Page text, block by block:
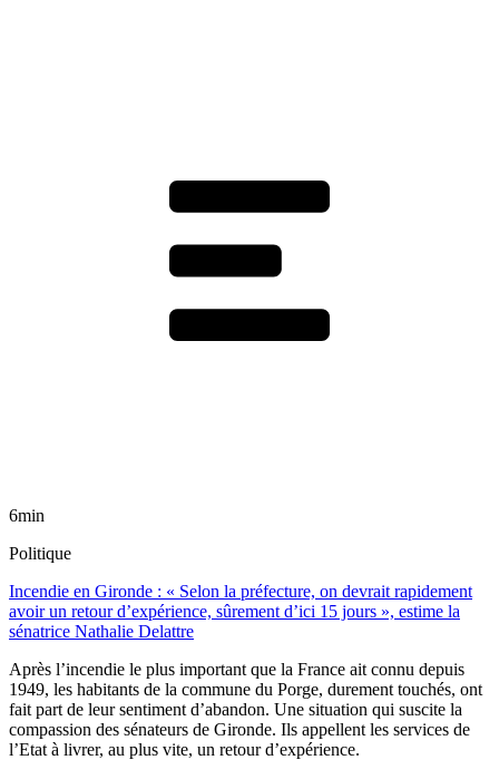
6min
Politique
Incendie en Gironde : « Selon la préfecture, on devrait rapidement
avoir un retour d’expérience, sûrement d’ici 15 jours », estime la
sénatrice Nathalie Delattre
Après l’incendie le plus important que la France ait connu depuis
1949, les habitants de la commune du Porge, durement touchés, ont
fait part de leur sentiment d’abandon. Une situation qui suscite la
compassion des sénateurs de Gironde. Ils appellent les services de
l’Etat à livrer, au plus vite, un retour d’expérience.